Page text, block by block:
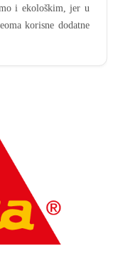
i ekološkim, jer u
korisne dodatne